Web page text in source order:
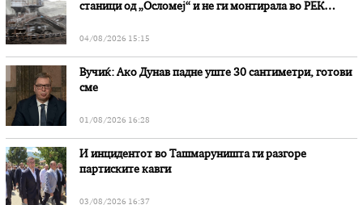
станици од „Осломеј“ и не ги монтирала во РЕК
04/08/2026 15:15
Вучиќ: Ако Дунав падне уште 30 сантиметри, готови
сме
01/08/2026 16:28
И инцидентот во Ташмаруништa ги разгоре
партиските кавги
03/08/2026 16:37